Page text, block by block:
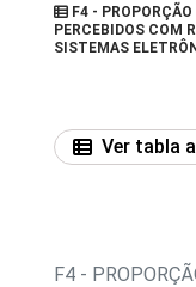
F4 -
PERCEBIDOS COM
SISTEMAS
Ver tabla
F4 -